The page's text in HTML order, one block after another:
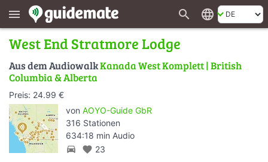
menu search language
West End Stratmore Lodge
Aus dem AudiowalkKanada West Komplett | British
Columbia & Alberta
Preis: 24.99 €
von AOYO-Guide GbR
316 Stationen
634:18 min Audio
directions_car favorite 23